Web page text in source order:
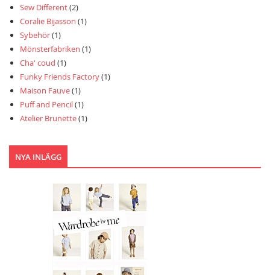
Sew Different(2)
Coralie Bijasson (1)
Sybehör(1)
Mönsterfabriken (1)
Cha' coud (1)
Funky Friends Factory(1)
Maison Fauve(1)
Puff and Pencil(1)
Atelier Brunette(1)
NYA INLÄGG